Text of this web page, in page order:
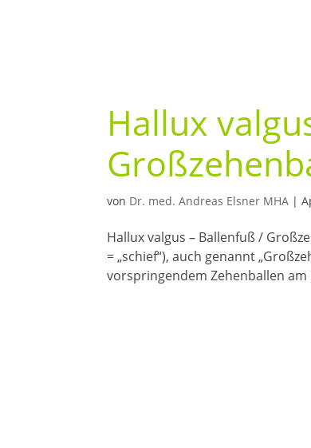
Hallux
von Dr. med. Andreas Elsner MHA |
Hallux valgus – Ballenfuß /
= „schief“), auch genannt
vorspringendem Zehenballen am